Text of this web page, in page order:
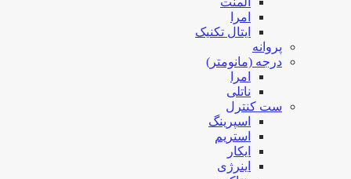
امرا
ایتال تکنیک
پروانه
درجه (مانومتر)
امرا
ناتلی
ست کنترل
اسپرینگ
استریم
ایکار
اینرژی